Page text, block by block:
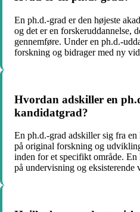
En ph.d.-grad er den højeste
og det er en forskeruddannelse,
gennemføre. Under en ph.d.-
forskning og bidrager med ny
Hvordan adskiller en
kandidatgrad?
En ph.d.-grad adskiller sig fra
på original forskning og
inden for et specifikt område. En
på undervisning og eksisterende